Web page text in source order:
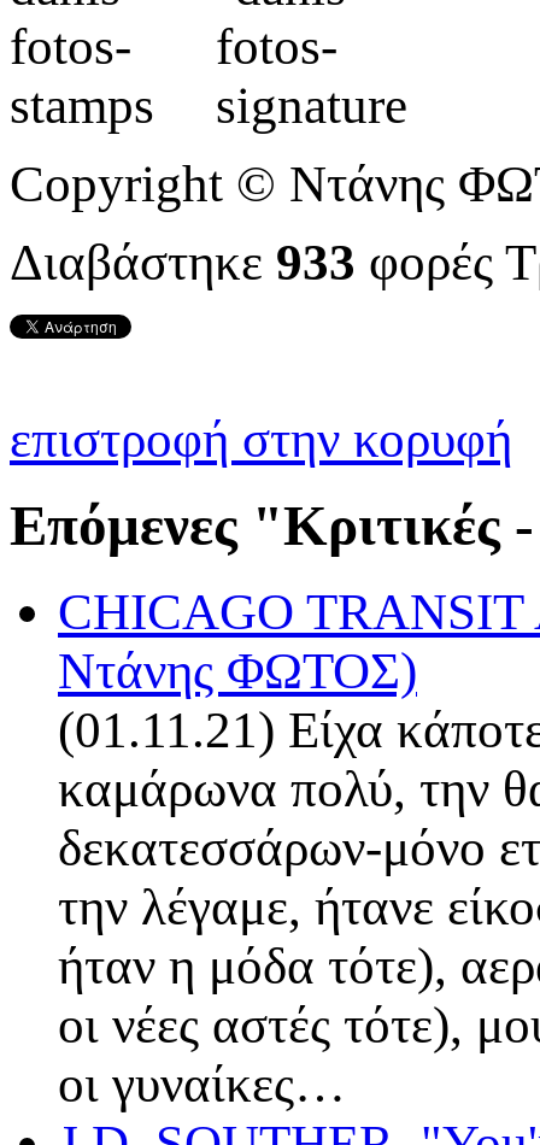
Copyright © Ντάνης
Διαβάστηκε 933 φορές
επιστροφή στην κορυφή
Επόμενες
CHICAGO TRANSIT
Ντάνης ΦΩΤΟΣ)
(01.11.21) Eίχα
καμάρωνα πολύ, την
δεκατεσσάρων-μόνο
την λέγαμε, ήτανε
ήταν η μόδα τότε),
οι νέες αστές τότε),
οι γυναίκες…